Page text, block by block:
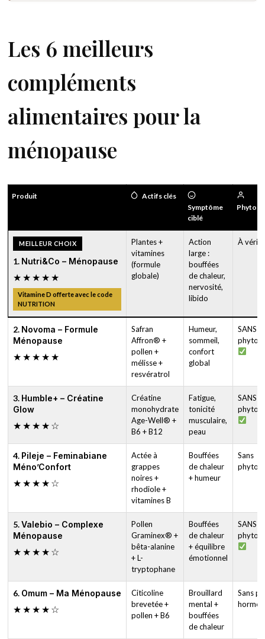
Les 6 meilleurs
compléments
alimentaires pour la
ménopause
Produit
Actifs clés
Symptôme
ciblé
MEILLEUR CHOIX
1. Nutri&Co – Ménopause
★★★★★
Vitamine D offerte avec le code
NUTRITION
Plantes +
vitamines
(formule
globale)
Action
large :
bouffées
de chaleur,
nervosité,
libido
À
2. Novoma – Formule
Ménopause
★★★★★
Safran
Affron® +
pollen +
mélisse +
resvératrol
Humeur,
sommeil,
confort
global
SANS
3. Humble+ – Créatine
Glow
★★★★☆
Créatine
monohydrate
Age-Well® +
B6 + B12
Fatigue,
tonicité
musculaire,
peau
SANS
4. Pileje – Feminabiane
Méno’Confort
★★★★☆
Actée à
grappes
noires +
rhodiole +
vitamines B
Bouffées
de chaleur
+ humeur
Sans
5.Valebio – Complexe
Ménopause
★★★★☆
Pollen
Graminex® +
bêta-alanine
+ L-
tryptophane
Bouffées
de chaleur
+ équilibre
émotionnel
SANS
6. Omum – Ma Ménopause
★★★★☆
Citicoline
brevetée +
pollen + B6
Brouillard
mental +
bouffées
de chaleur
Sans